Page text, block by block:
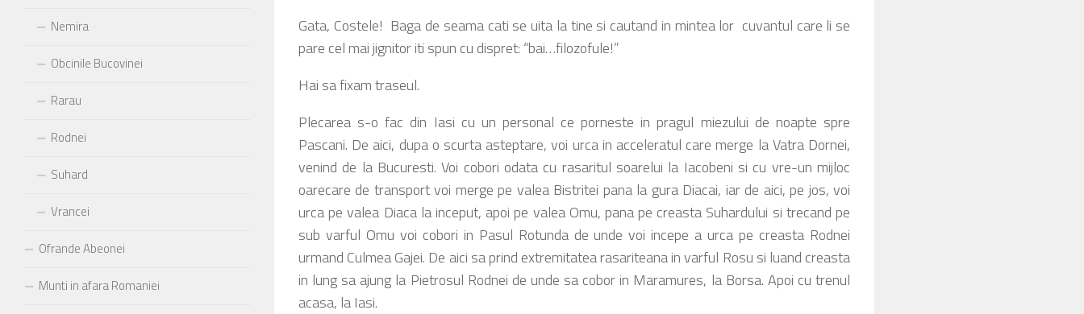
Gata, Costele! Baga de seama cati se uita la tine si cautand in mintea lor cuvantul care li se
pare cel mai jignitor iti spun cu dispret: “bai…filozofule!”
Hai sa fixam traseul.
Plecarea s-o fac din Iasi cu un personal ce porneste in pragul miezului de noapte spre
Pascani. De aici, dupa o scurta asteptare, voi urca in acceleratul care merge la Vatra Dornei,
venind de la Bucuresti. Voi cobori odata cu rasaritul soarelui la Iacobeni si cu vre-un mijloc
oarecare de transport voi merge pe valea Bistritei pana la gura Diacai, iar de aici, pe jos, voi
urca pe valea Diaca la inceput, apoi pe valea Omu, pana pe creasta Suhardului si trecand pe
sub varful Omu voi cobori in Pasul Rotunda de unde voi incepe a urca pe creasta Rodnei
urmand Culmea Gajei. De aici sa prind extremitatea rasariteana in varful Rosu si luand creasta
in lung sa ajung la Pietrosul Rodnei de unde sa cobor in Maramures, la Borsa. Apoi cu trenul
acasa, la Iasi.
Nemira
Obcinile Bucovinei
Rarau
Rodnei
Suhard
Vrancei
Ofrande Abeonei
Munti in afara Romaniei